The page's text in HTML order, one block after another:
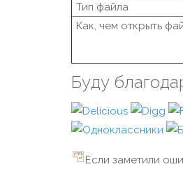
Тип файла
Как, чем открыть
Буду
Если заметили